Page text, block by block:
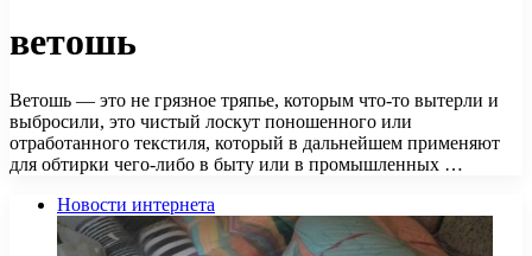
ветошь
Ветошь — это не грязное тряпье, которым что-то вытерли и
выбросили, это чистый лоскут поношенного или
отработанного текстиля, который в дальнейшем применяют
для обтирки чего-либо в быту или в промышленных …
Новости интернета